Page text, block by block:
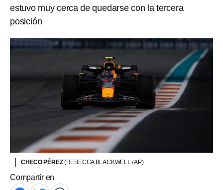
estuvo muy cerca de quedarse con la tercera
posición
CHECO PÉREZ(REBECCA BLACKWELL / AP)
Compartir en